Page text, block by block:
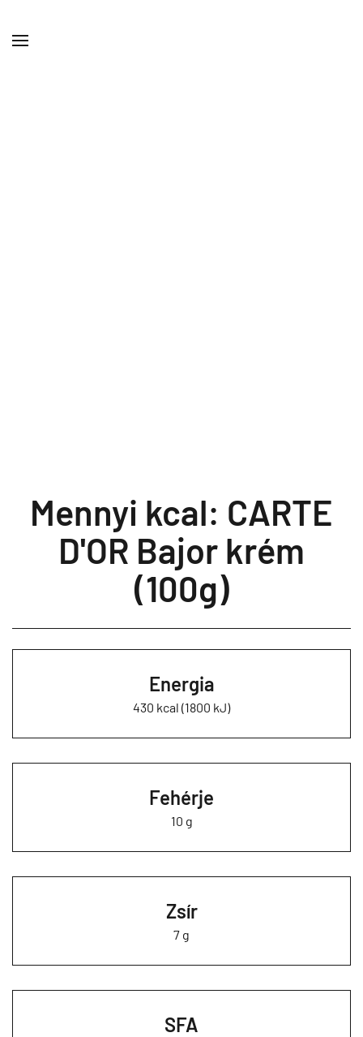
Mennyi kcal: CARTE
D'OR Bajor krém
(100g)
Energia
430 kcal (1800 kJ)
Fehérje
10 g
Zsír
7 g
SFA